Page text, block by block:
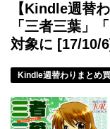
【Kindle週替
「三者三葉」
対象に [17/10/
Kindle週替わりまとめ